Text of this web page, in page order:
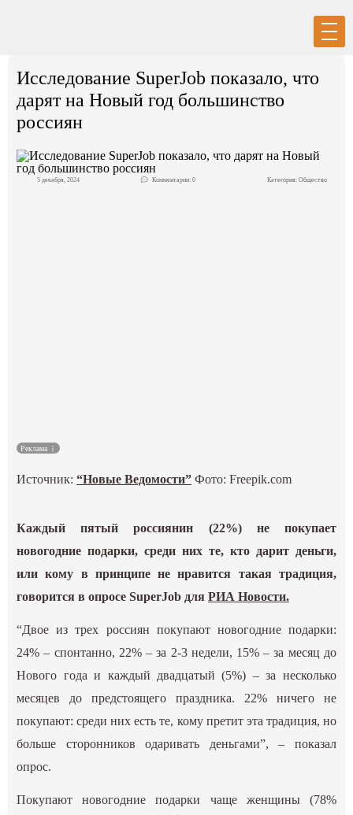
Исследование SuperJob показало, что
дарят на Новый год большинство
россиян
5 декабря, 2024 Комментарии: 0 Категория: Общество
Реклама
Источник:“Новые Ведомости” Фото: Freepik.com
Каждый пятый россиянин (22%) не покупает
новогодние подарки, среди них те, кто дарит деньги,
или кому в принципе не нравится такая традиция,
говорится в опросе SuperJob дляРИА Новости.
“Двое из трех россиян покупают новогодние подарки:
24% – спонтанно, 22% – за 2-3 недели, 15% – за месяц до
Нового года и каждый двадцатый (5%) – за несколько
месяцев до предстоящего праздника. 22% ничего не
покупают: среди них есть те, кому претит эта традиция, но
больше сторонников одаривать деньгами”, – показал
опрос.
Покупают новогодние подарки чаще женщины (78%